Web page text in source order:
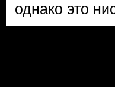
однако это